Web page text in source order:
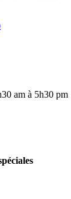
am à 5h30 pm